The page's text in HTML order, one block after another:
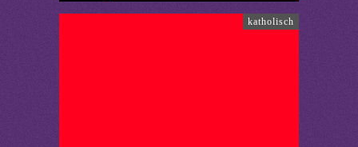
katholisch